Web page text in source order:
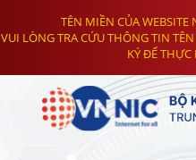
TÊN MIỀN CỦA
VUI LÒNG TRA CỨU THÔNG TIN
KÝ ĐỂ